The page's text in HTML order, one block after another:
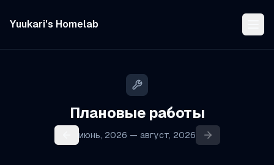
Yuukari's Homelab
Плановые работы
июнь, 2026 — август, 2026